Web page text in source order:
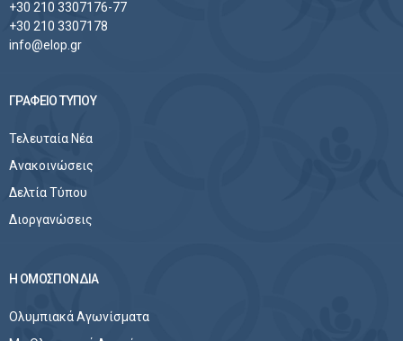
+30 210 3307176-77
+30 210 3307178
info@elop.gr
ΓΡΑΦΕΙΟ ΤΥΠΟΥ
Τελευταία Νέα
Ανακοινώσεις
Δελτία Τύπου
Διοργανώσεις
Η ΟΜΟΣΠΟΝΔΙΑ
Ολυμπιακά Αγωνίσματα